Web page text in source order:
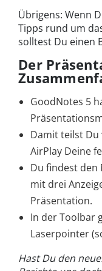
Übrigens: Wenn
Tipps rund um
solltest Du einen
Der
GoodNotes 5
Damit teilst
AirPlay Deine
Du findest den
mit drei
Präsentation.
In der Toolbar
Laserpointer
Hast Du den